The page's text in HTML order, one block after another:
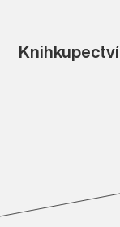
Knihkupectví